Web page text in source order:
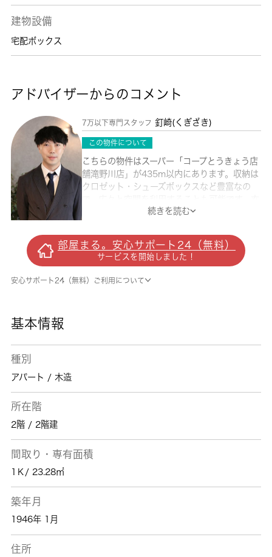
建物設備
宅配ボックス
アドバイザーからのコメント
7万以下専門スタッフ 釘崎(くぎざき)
この物件について
こちらの物件はスーパー「コープとうきょう店
舗滝野川店」が435m以内にあります。収納は
クロゼット・シューズボックスなど豊富なの
関先まで覗き穴を覗きに行かなくてもインター
対策につながります。今引っ越しをお考えの方
におすすめなのが、こちらのアパートです。こ
ちらは1ヶ月の家賃が5.2万円のお部屋です。お
引越しをお考えの方に気に入っていただける物
続きを読む
部屋まる。安心サポート24（無料）
サービスを開始しました！
安心サポート24（無料）ご利用について
基本情報
種別
アパート / 木造
所在階
2階 / 2階建
間取り・専有面積
1Ｋ/ 23.28㎡
築年月
1946年 1月
住所